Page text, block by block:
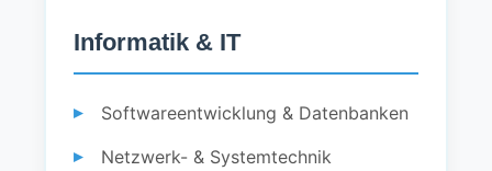
Informatik & IT
Softwareentwicklung & Datenbanken
Netzwerk- & Systemtechnik